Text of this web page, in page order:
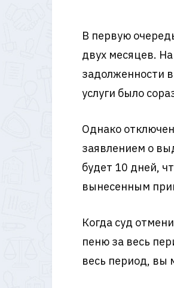
В первую
двух месяцев.
задолженности
услуги было
Однако
заявлением о
будет 10 дней,
вынесенным
Когда суд
пеню за весь
весь период, вы